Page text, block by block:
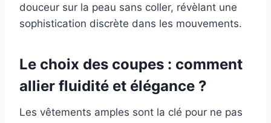
douceur sur la peau sans coller, révèlant une
sophistication discrète dans les mouvements.
Le choix des coupes : comment
allier fluidité et élégance ?
Les vêtements amples sont la clé pour ne pas